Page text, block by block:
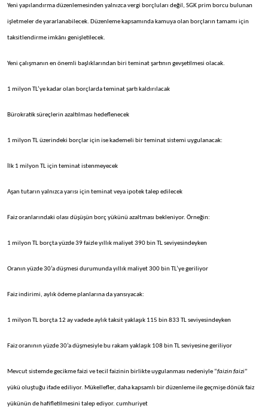
Yeni yapılandırma düzenlemesinden yalnızca vergi borçluları değil, SGK prim borcu bulunan
işletmeler de yararlanabilecek. Düzenleme kapsamında kamuya olan borçların tamamı için
taksitlendirme imkânı genişletilecek.
Yeni çalışmanın en önemli başlıklarından biri teminat şartının gevşetilmesi olacak.
1 milyon TL’ye kadar olan borçlarda teminat şartı kaldırılacak
Bürokratik süreçlerin azaltılması hedeflenecek
1 milyon TL üzerindeki borçlar için ise kademeli bir teminat sistemi uygulanacak:
İlk 1 milyon TL için teminat istenmeyecek
Aşan tutarın yalnızca yarısı için teminat veya ipotek talep edilecek
Faiz oranlarındaki olası düşüşün borç yükünü azaltması bekleniyor. Örneğin:
1 milyon TL borçta yüzde 39 faizle yıllık maliyet 390 bin TL seviyesindeyken
Oranın yüzde 30’a düşmesi durumunda yıllık maliyet 300 bin TL’ye geriliyor
Faiz indirimi, aylık ödeme planlarına da yansıyacak:
1 milyon TL borçta 12 ay vadede aylık taksit yaklaşık 115 bin 833 TL seviyesindeyken
Faiz oranının yüzde 30’a düşmesiyle bu rakam yaklaşık 108 bin TL seviyesine geriliyor
Mevcut sistemde gecikme faizi ve tecil faizinin birlikte uygulanması nedeniyle “faizin faizi”
yükü oluştuğu ifade ediliyor. Mükellefler, daha kapsamlı bir düzenleme ile geçmişe dönük faiz
yükünün de hafifletilmesini talep ediyor. cumhuriyet